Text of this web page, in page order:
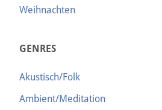
Weihnachten
GENRES
Akustisch/Folk
Ambient/Meditation